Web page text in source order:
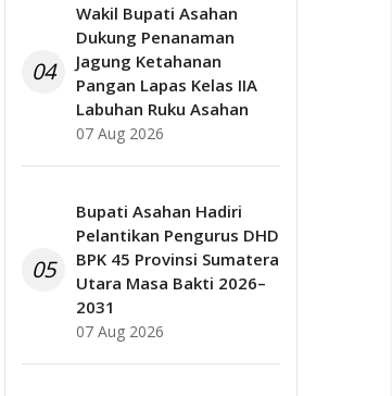
04
Wakil Bupati Asahan
Dukung Penanaman
Jagung Ketahanan
Pangan Lapas Kelas IIA
Labuhan Ruku Asahan
07 Aug 2026
05
Bupati Asahan Hadiri
Pelantikan Pengurus DHD
BPK 45 Provinsi Sumatera
Utara Masa Bakti 2026–
2031
07 Aug 2026